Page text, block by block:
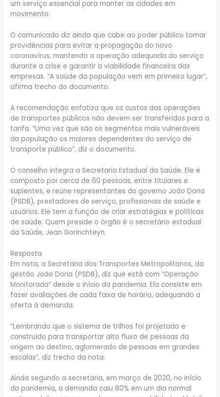
um serviço essencial para manter as cidades em
movimento.
O comunicado diz ainda que cabe ao poder público tomar
providências para evitar a propagação do novo
coronavírus, mantendo a operação adequada do serviço
durante a crise e garantir a viabilidade financeira das
empresas. “A saúde da população vem em primeiro lugar”,
afirma trecho do documento.
A recomendação enfatiza que os custos das operações
de transportes públicos não devem ser transferidos para a
tarifa. “Uma vez que são os segmentos mais vulneráveis
da população os maiores dependentes do serviço de
transporte público”, diz o documento.
O conselho integra a Secretaria Estadual da Saúde. Ele é
composto por cerca de 60 pessoas, entre titulares e
suplentes, e reúne representantes do governo João Doria
(PSDB), prestadores de serviço, profissionais de saúde e
usuários. Ele tem a função de criar estratégias e políticas
de saúde. Quem preside o órgão é o secretário estadual
da Saúde, Jean Gorinchteyn.
Resposta
Em nota, a Secretaria dos Transportes Metropolitanos, da
gestão João Doria (PSDB), diz que está com “Operação
Monitorada” desde o início da pandemia. Ela consiste em
fazer avaliações de cada faixa de horário, adequando a
oferta à demanda.
“Lembrando que o sistema de trilhos foi projetado e
construído para transportar alto fluxo de pessoas da
origem ao destino, aglomerado de pessoas em grandes
escalas”, diz trecho da nota.
Ainda segundo a secretaria, em março de 2020, no início
da pandemia, a demanda caiu 80% em um dia normal